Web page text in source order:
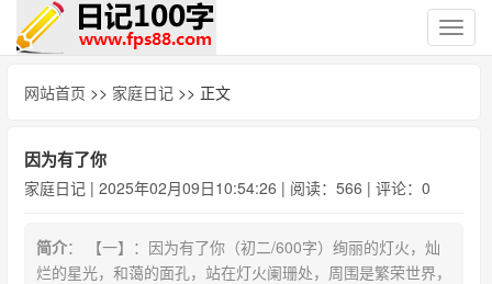
切
换
网站首页 >> 家庭日记 >> 正文
因为有了你
家庭日记 | 2025年02月09日10:54:26 | 阅读：566 | 评论：0
简介： 【一】：因为有了你（初二/600字）绚丽的灯火，灿
烂的星光，和蔼的面孔，站在灯火阑珊处，周围是繁荣世界，